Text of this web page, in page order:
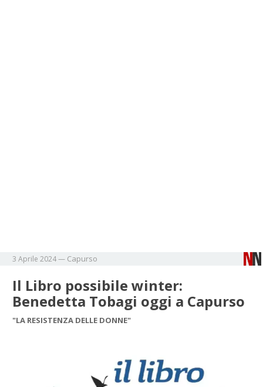
3 Aprile 2024— Capurso
Il Libro possibile winter:
Benedetta Tobagi oggi a Capurso
"LA RESISTENZA DELLE DONNE"